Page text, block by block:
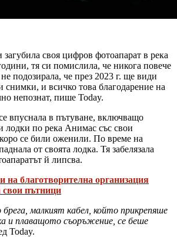
своя цифров фотоапарат в река
тя си помислила, че никога повече
подозирала, че през 2023 г. ще види
снимки, и всичко това благодарение на
непознат, пише Today.
впуснала в пътуване, включващо
лодки по река Анимас със свои
се били оженили. По време на
от своята лодка. Тя забелязала
й липсва.
на благотворителна организация
свои пътници
брега, малкият кабел, който прикрепяше
и плаващото съоръжение, се беше
Today.